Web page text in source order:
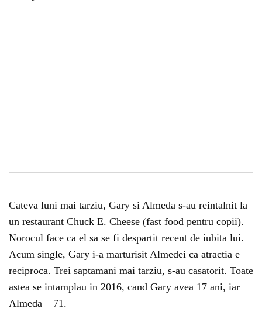
Cateva luni mai tarziu, Gary si Almeda s-au reintalnit la
un restaurant Chuck E. Cheese (fast food pentru copii).
Norocul face ca el sa se fi despartit recent de iubita lui.
Acum single, Gary i-a marturisit Almedei ca atractia e
reciproca. Trei saptamani mai tarziu, s-au casatorit. Toate
astea se intamplau in 2016, cand Gary avea 17 ani, iar
Almeda – 71.